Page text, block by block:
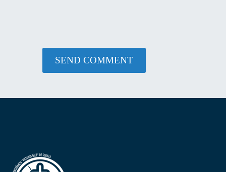
SEND COMMENT